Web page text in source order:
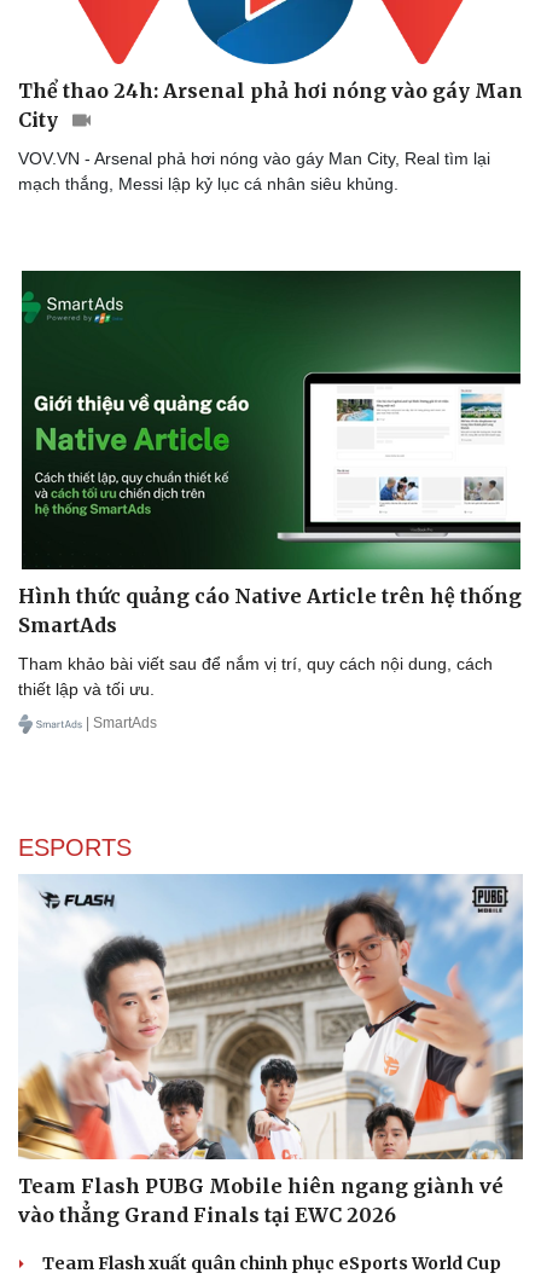
Sức khỏe
Dinh dưỡng - món ngon
Nhi khoa
Nam khoa
Làm đẹp - giảm cân
Đời sống
Thể thao 24h: Arsenal phả hơi nóng vào gáy Man
City
VOV.VN - Arsenal phả hơi nóng vào gáy Man City, Real tìm lại
mạch thắng, Messi lập kỷ lục cá nhân siêu khủng.
Hình thức quảng cáo Native Article trên hệ thống
SmartAds
Tham khảo bài viết sau để nắm vị trí, quy cách nội dung, cách
thiết lập và tối ưu.
| SmartAds
ESPORTS
Team Flash PUBG Mobile hiên ngang giành vé
vào thẳng Grand Finals tại EWC 2026
Team Flash xuất quân chinh phục eSports World Cup